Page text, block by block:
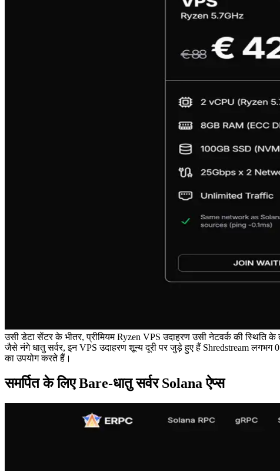
उसी डेटा सेंटर के भीतर, प्रीमियम Ryzen VPS उदाहरण उसी नेटवर्क की स्थिति
जैसे नंगे धातु सर्वर, इन VPS उदाहरण शून्य दूरी पर जुड़े हुए हैं Shredstream
का उपयोग करते हैं।
समर्पित के लिए Bare-धातु सर्वर Solana ऐप्स